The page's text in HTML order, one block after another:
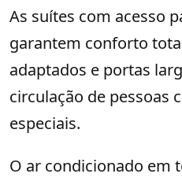
As suítes com acesso
garantem conforto
adaptados e portas
circulação de pessoas
especiais.
O ar condicionado em